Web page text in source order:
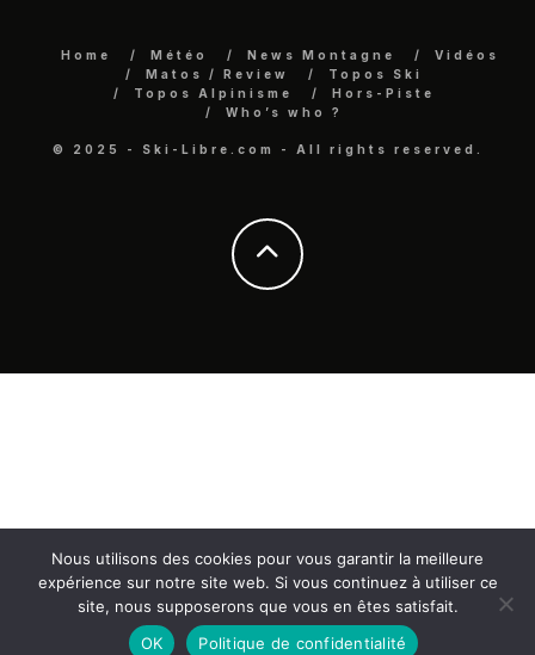
Home Météo News Montagne
Vidéos
Matos / Review
Topos Ski
Topos Alpinisme
Hors-Piste
Who’s who ?
© 2025 - Ski-Libre.com - All rights reserved.
Nous utilisons des cookies pour vous garantir la meilleure
expérience sur notre site web. Si vous continuez à utiliser ce
site, nous supposerons que vous en êtes satisfait.
OK
Politique de confidentialité